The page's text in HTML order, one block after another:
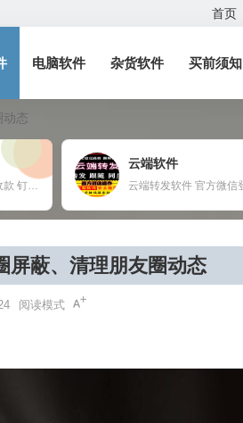
首页
电脑软件 杂货软件 买前须知
动态
安卓多开微信 一键转发 自动收款 钉钉定位打卡 任何APP多开定制
云端软件
屏蔽、清理朋友圈动态
阅读模式